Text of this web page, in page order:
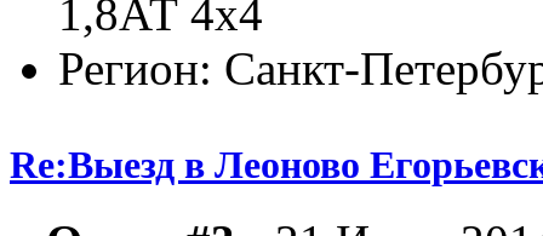
1,8АТ 4х4
Регион: Санкт-
Re:Выезд в Леоново